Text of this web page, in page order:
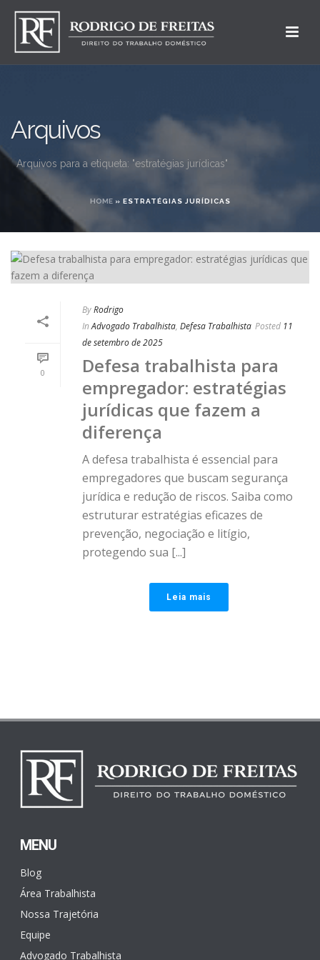
Arquivos
Arquivos para a etiqueta: "estratégias jurídicas"
HOME» ESTRATÉGIAS JURÍDICAS
0
ByRodrigo
In Advogado Trabalhista, Defesa Trabalhista Posted 11
de setembro de 2025
Defesa trabalhista para
empregador: estratégias
jurídicas que fazem a
diferença
A defesa trabalhista é essencial para
empregadores que buscam segurança
jurídica e redução de riscos. Saiba como
estruturar estratégias eficazes de
prevenção, negociação e litígio,
protegendo sua [...]
Leia mais
MENU
Blog
Área Trabalhista
Nossa Trajetória
Equipe
Advogado Trabalhista